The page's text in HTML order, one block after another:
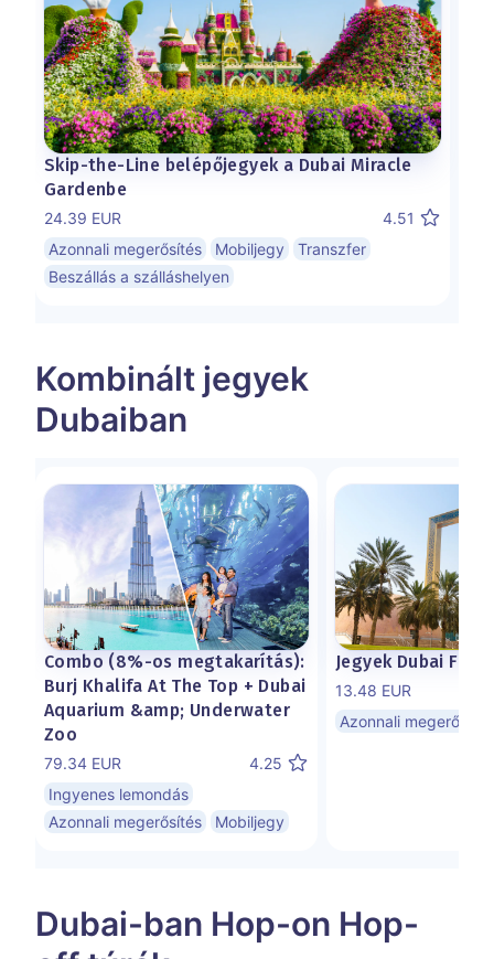
Skip-the-Line belépőjegyek a Dubai Miracle
Gardenbe
24.39 EUR
4.51
Azonnali megerősítés
Mobiljegy
Transzfer
Beszállás a szálláshelyen
Kombinált jegyek
Dubaiban
Combo (8%-os megtakarítás):
Burj Khalifa At The Top + Dubai
Aquarium &amp; Underwater
Zoo
79.34 EUR
4.25
Ingyenes lemondás
Azonnali megerősítés
Mobiljegy
Jegyek Dubai
13.48 EUR
Azonnali megerősítés
Dubai-ban Hop-on Hop-